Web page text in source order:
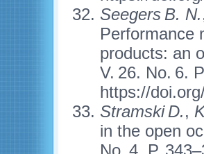
Seegers B. N.
Performance
products: an
V. 26. No. 6.
https://
Stramski D.,
in the open